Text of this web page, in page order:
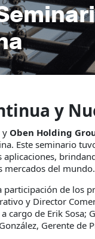
y
y Oben Holding
Este seminario
mercados del mundo.
participación de los
y Director
cargo de Erik Sosa;
Gerente de